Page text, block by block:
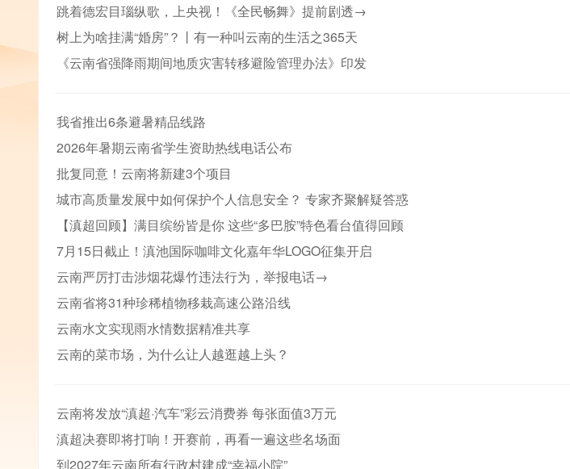
跳着德宏目瑙纵歌，上央视！《全民畅舞》提前剧透→
树上为啥挂满“婚房”？丨有一种叫云南的生活之365天
《云南省强降雨期间地质灾害转移避险管理办法》印发
我省推出6条避暑精品线路
2026年暑期云南省学生资助热线电话公布
批复同意！云南将新建3个项目
城市高质量发展中如何保护个人信息安全？ 专家齐聚解疑答惑
【滇超回顾】满目缤纷皆是你 这些“多巴胺”特色看台值得回顾
7月15日截止！滇池国际咖啡文化嘉年华LOGO征集开启
云南严厉打击涉烟花爆竹违法行为，举报电话→
云南省将31种珍稀植物移栽高速公路沿线
云南水文实现雨水情数据精准共享
云南的菜市场，为什么让人越逛越上头？
云南将发放“滇超·汽车”彩云消费券 每张面值3万元
滇超决赛即将打响！开赛前，再看一遍这些名场面
到2027年云南所有行政村建成“幸福小院”